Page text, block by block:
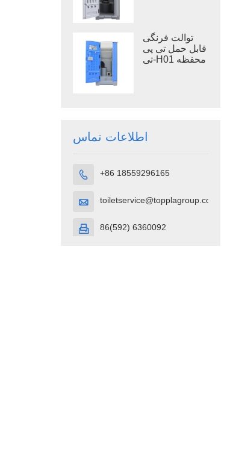
توالت فرنگی
قابل حمل تی پی
تی-H01 محفظه
اطلاعات تماس
 +86 18559296165
 toiletservice@topplagroup.com
 86(592) 6360092